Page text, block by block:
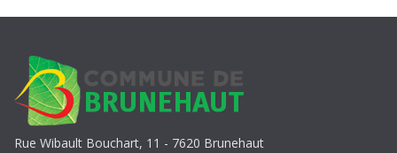
Rue Wibault Bouchart, 11 - 7620 Brunehaut